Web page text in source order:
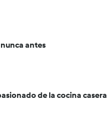
antes
de la cocina casera